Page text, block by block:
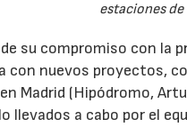
estaciones
su compromiso con la
con nuevos proyectos,
Madrid (Hipódromo,
llevados a cabo por el